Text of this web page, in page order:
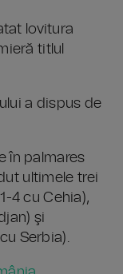
lovitura
titlul
a dispus de
în palmares
ultimele trei
4 cu Cehia),
şi
Serbia).